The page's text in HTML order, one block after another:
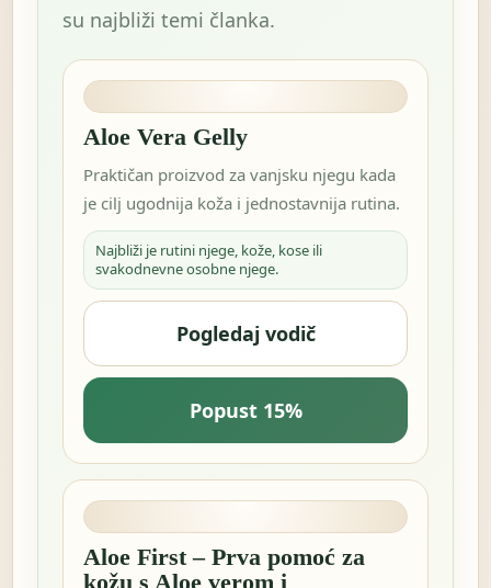
su najbliži temi članka.
Aloe Vera Gelly
Praktičan proizvod za vanjsku njegu kada
je cilj ugodnija koža i jednostavnija rutina.
Najbliži je rutini njege, kože, kose ili
svakodnevne osobne njege.
Pogledaj vodič
Popust 15%
Aloe First – Prva pomoć za
kožu s Aloe verom i